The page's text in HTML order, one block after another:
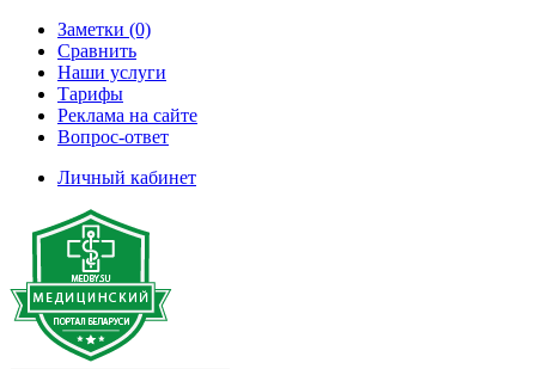
Заметки (0)
Сравнить
Наши услуги
Тарифы
Реклама на сайте
Вопрос-ответ
Личный кабинет